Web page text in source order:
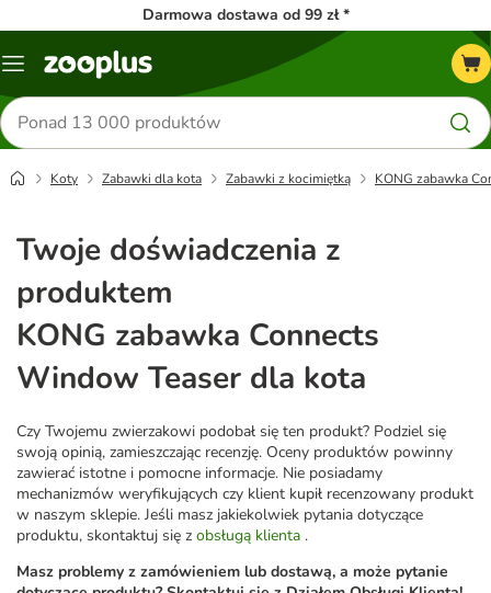
Darmowa dostawa od 99 zł *
Menu
Szukaj
produktów
Koty Zabawki dla kota Zabawki z kocimiętką KONG zabawka
Twoje doświadczenia z
produktem
KONG zabawka Connects
Window Teaser dla kota
Czy Twojemu zwierzakowi podobał się ten produkt? Podziel się
swoją opinią, zamieszczając recenzję. Oceny produktów powinny
zawierać istotne i pomocne informacje. Nie posiadamy
mechanizmów weryfikujących czy klient kupił recenzowany produkt
w naszym sklepie. Jeśli masz jakiekolwiek pytania dotyczące
produktu, skontaktuj się z obsługą klienta .
Masz problemy z zamówieniem lub dostawą, a może pytanie